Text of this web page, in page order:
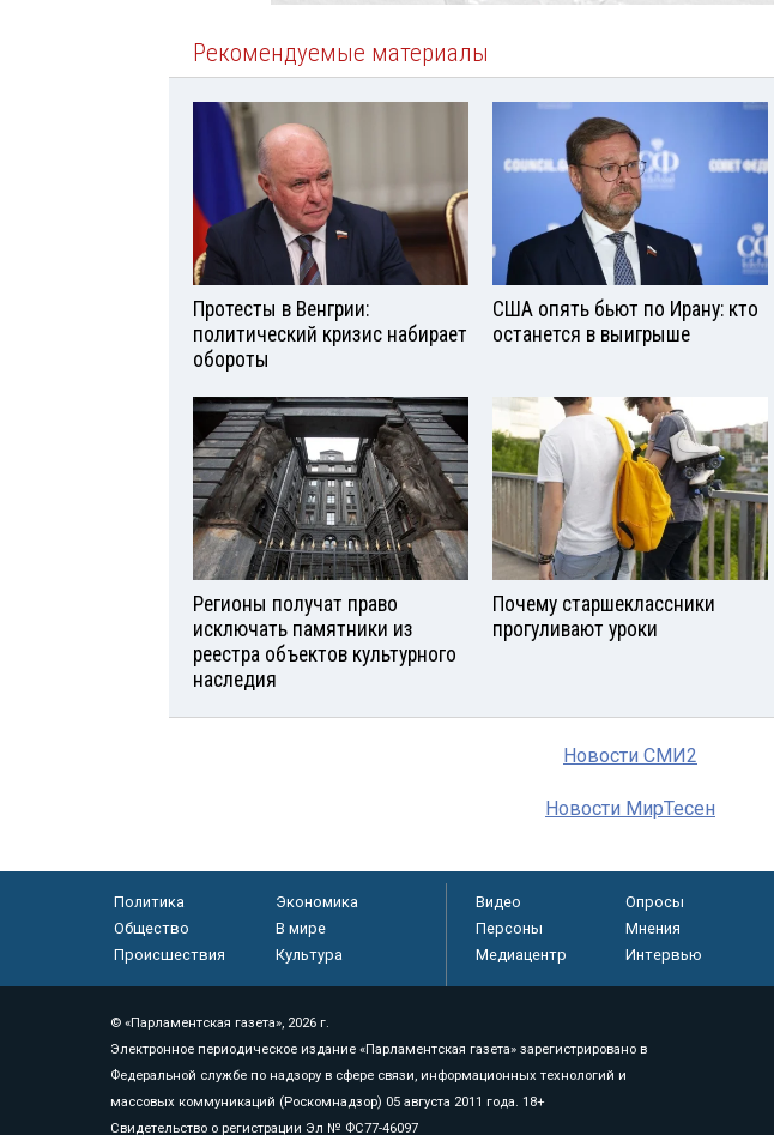
Рекомендуемые материалы
Протесты в Венгрии:
политический кризис набирает
обороты
США опять бьют по Ирану: кто
останется в выигрыше
Регионы получат право
исключать памятники из
реестра объектов культурного
наследия
Почему старшеклассники
прогуливают уроки
Новости СМИ2
Новости МирТесен
Политика
Экономика
Общество
В мире
Происшествия
Культура
Видео Опросы
Персоны
Мнения
Медиацентр
Интервью
© «Парламентская газета», 2026 г.
Электронное периодическое издание «Парламентская газета» зарегистрировано в
Федеральной службе по надзору в сфере связи, информационных технологий и
массовых коммуникаций (Роскомнадзор) 05 августа 2011 года. 18+
Свидетельство о регистрации Эл № ФС77-46097